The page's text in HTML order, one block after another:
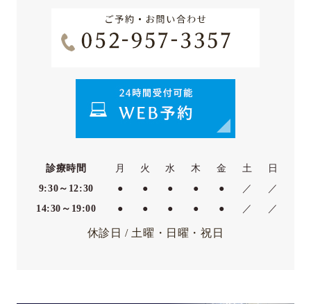
診療時間 月 火 水 木 金 土
日
9:30～12:30
● ● ● ● ● ／
／
14:30～19:00
● ● ● ● ● ／ ／
休診日 / 土曜・日曜・祝日